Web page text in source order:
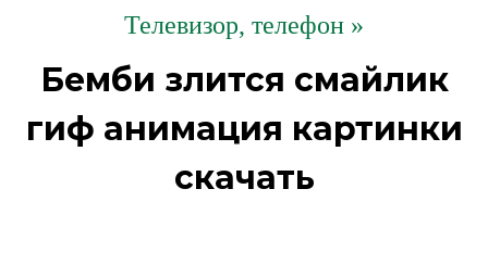
Телевизор, телефон »
Бемби злится смайлик
гиф анимация картинки
скачать